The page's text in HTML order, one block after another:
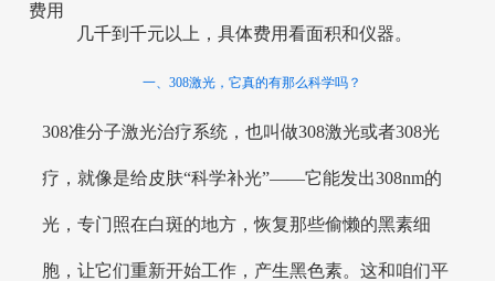
费用
几千到千元以上，具体费用看面积和仪器。
一、308激光，它真的有那么科学吗？
308准分子激光治疗系统，也叫做308激光或者308光
疗，就像是给皮肤“科学补光”——它能发出308nm的
光，专门照在白斑的地方，恢复那些偷懒的黑素细
胞，让它们重新开始工作，产生黑色素。这和咱们平